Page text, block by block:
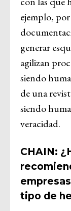
ejemplo,
generar
agilizan
siendo
de una
siendo
veracidad.
CHAIN:
tipo de